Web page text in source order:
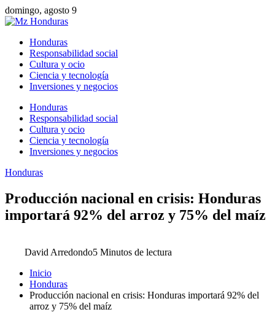
domingo, agosto 9
Honduras
Responsabilidad social
Cultura y ocio
Ciencia y tecnología
Inversiones y negocios
Honduras
Responsabilidad social
Cultura y ocio
Ciencia y tecnología
Inversiones y negocios
Honduras
Producción nacional en crisis: Honduras
importará 92% del arroz y 75% del maíz
David Arredondo5 Minutos de lectura
Inicio
Honduras
Producción nacional en crisis: Honduras importará 92% del
arroz y 75% del maíz